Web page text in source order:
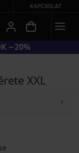
KAPCSOLAT
−20%
XXL